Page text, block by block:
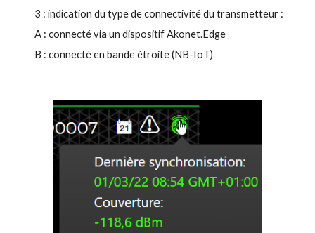
3 : indication du type de connectivité du transmetteur :
A : connecté via un dispositif Akonet.Edge
B : connecté en bande étroite (NB-IoT)